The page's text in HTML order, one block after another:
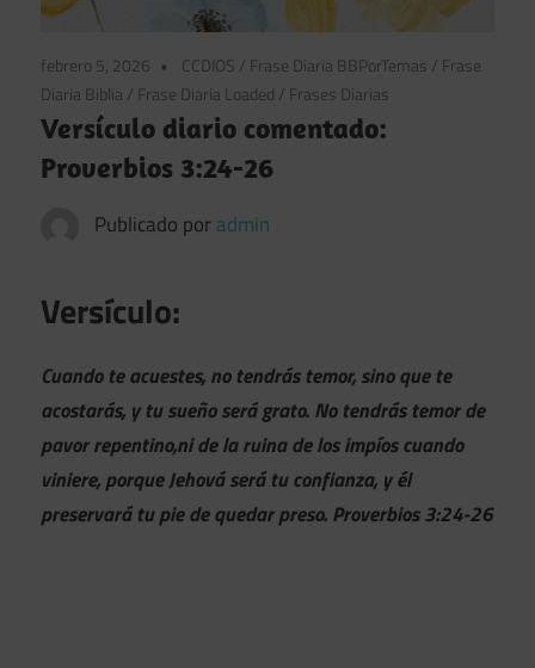
febrero 5, 2026 CCDIOS / Frase Diaria BBPorTemas / Frase
Diaria Biblia / Frase Diaria Loaded / Frases Diarias
Versículo diario comentado:
Proverbios 3:24-26
Publicado por admin
Versículo:
Cuando te acuestes, no tendrás temor, sino que te
acostarás, y tu sueño será grato. No tendrás temor de
pavor repentino,ni de la ruina de los impíos cuando
viniere, porque Jehová será tu confianza, y él
preservará tu pie de quedar preso.Proverbios 3:24-26